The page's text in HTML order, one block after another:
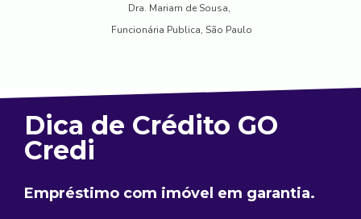
Dra. Mariam de Sousa,
Funcionária Publica, São Paulo
Dica de Crédito GO
Credi
Empréstimo com imóvel em garantia.